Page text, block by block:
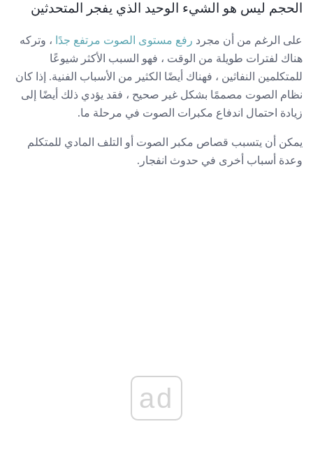
الحجم ليس هو الشيء الوحيد الذي يفجر المتحدثين
على الرغم من أن مجرد رفع مستوى الصوت مرتفع جدًا ، وتركه
هناك لفترات طويلة من الوقت ، فهو السبب الأكثر شيوعًا
للمتكلمين النفاثين ، فهناك أيضًا الكثير من الأسباب الفنية. إذا كان
نظام الصوت مصممًا بشكل غير صحيح ، فقد يؤدي ذلك أيضًا إلى
زيادة احتمال اندفاع مكبرات الصوت في مرحلة ما.
يمكن أن يتسبب قصاص مكبر الصوت أو التلف المادي للمتكلم
وعدة أسباب أخرى في حدوث انفجار.
ad